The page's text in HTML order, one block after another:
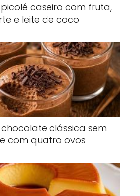
caseiro com fruta,
e leite de coco
chocolate clássica sem
com quatro ovos